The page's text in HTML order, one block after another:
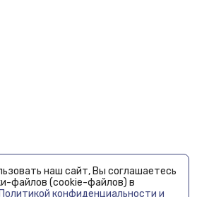
наш сайт, Вы соглашаетесь
файлов (cookie-файлов) в
Политикой конфиденциальности и